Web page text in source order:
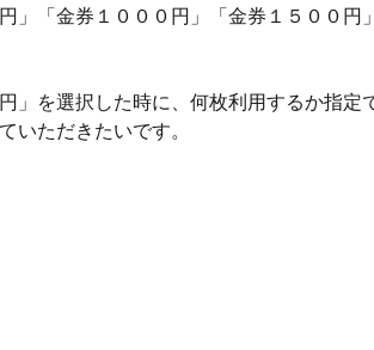
」「金券１０００円」「金券１５００
」を選択した時に、何枚利用するか指定
いただきたいです。